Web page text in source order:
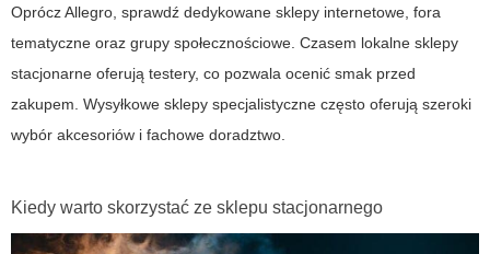
Oprócz Allegro, sprawdź dedykowane sklepy internetowe, fora
tematyczne oraz grupy społecznościowe. Czasem lokalne sklepy
stacjonarne oferują testery, co pozwala ocenić smak przed
zakupem. Wysyłkowe sklepy specjalistyczne często oferują szeroki
wybór akcesoriów i fachowe doradztwo.
Kiedy warto skorzystać ze sklepu stacjonarnego